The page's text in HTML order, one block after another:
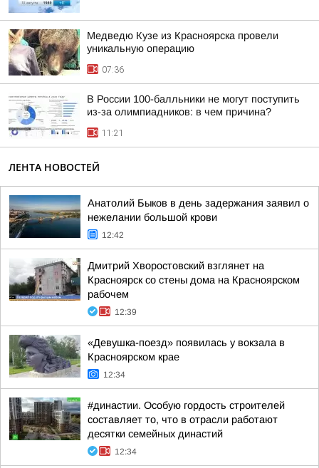
Медведю Кузе из Красноярска провели
уникальную операцию
07:36
В России 100-балльники не могут поступить
из-за олимпиадников: в чем причина?
11:21
ЛЕНТА НОВОСТЕЙ
Анатолий Быков в день задержания заявил о
нежелании большой крови
12:42
Дмитрий Хворостовский взглянет на
Красноярск со стены дома на Красноярском
рабочем
12:39
«Девушка-поезд» появилась у вокзала в
Красноярском крае
12:34
#династии. Особую гордость строителей
составляет то, что в отрасли работают
десятки семейных династий
12:34